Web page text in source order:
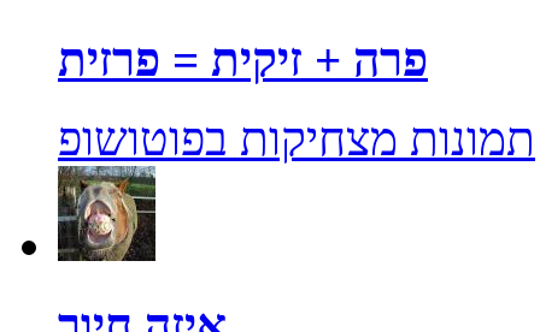
פרה + זיקית = פרזית
תמונות מצחיקות בפוטושופ